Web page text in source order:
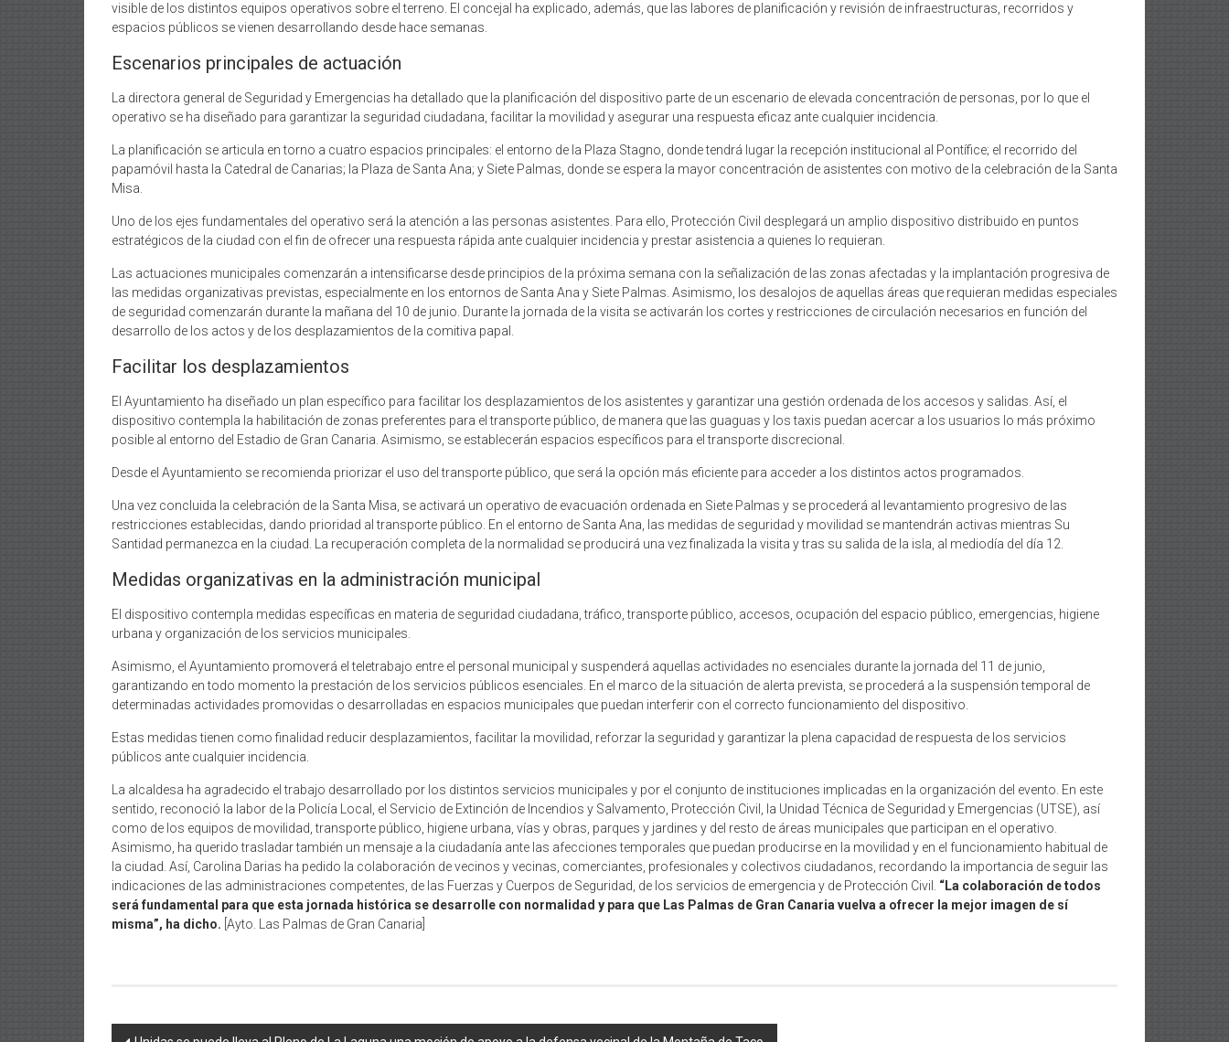
visible de los distintos equipos operativos sobre el terreno. El concejal ha explicado, además, que las labores de planificación y revisión de infraestructuras, recorridos y
espacios públicos se vienen desarrollando desde hace semanas.
Escenarios principales de actuación
La directora general de Seguridad y Emergencias ha detallado que la planificación del dispositivo parte de un escenario de elevada concentración de personas, por lo que el
operativo se ha diseñado para garantizar la seguridad ciudadana, facilitar la movilidad y asegurar una respuesta eficaz ante cualquier incidencia.
La planificación se articula en torno a cuatro espacios principales: el entorno de la Plaza Stagno, donde tendrá lugar la recepción institucional al Pontífice; el recorrido del
papamóvil hasta la Catedral de Canarias; la Plaza de Santa Ana; y Siete Palmas, donde se espera la mayor concentración de asistentes con motivo de la celebración de la Santa
Misa.
Uno de los ejes fundamentales del operativo será la atención a las personas asistentes. Para ello, Protección Civil desplegará un amplio dispositivo distribuido en puntos
estratégicos de la ciudad con el fin de ofrecer una respuesta rápida ante cualquier incidencia y prestar asistencia a quienes lo requieran.
Las actuaciones municipales comenzarán a intensificarse desde principios de la próxima semana con la señalización de las zonas afectadas y la implantación progresiva de
las medidas organizativas previstas, especialmente en los entornos de Santa Ana y Siete Palmas. Asimismo, los desalojos de aquellas áreas que requieran medidas especiales
de seguridad comenzarán durante la mañana del 10 de junio. Durante la jornada de la visita se activarán los cortes y restricciones de circulación necesarios en función del
desarrollo de los actos y de los desplazamientos de la comitiva papal.
Facilitar los desplazamientos
El Ayuntamiento ha diseñado un plan específico para facilitar los desplazamientos de los asistentes y garantizar una gestión ordenada de los accesos y salidas. Así, el
dispositivo contempla la habilitación de zonas preferentes para el transporte público, de manera que las guaguas y los taxis puedan acercar a los usuarios lo más próximo
posible al entorno del Estadio de Gran Canaria. Asimismo, se establecerán espacios específicos para el transporte discrecional.
Desde el Ayuntamiento se recomienda priorizar el uso del transporte público, que será la opción más eficiente para acceder a los distintos actos programados.
Una vez concluida la celebración de la Santa Misa, se activará un operativo de evacuación ordenada en Siete Palmas y se procederá al levantamiento progresivo de las
restricciones establecidas, dando prioridad al transporte público. En el entorno de Santa Ana, las medidas de seguridad y movilidad se mantendrán activas mientras Su
Santidad permanezca en la ciudad. La recuperación completa de la normalidad se producirá una vez finalizada la visita y tras su salida de la isla, al mediodía del día 12.
Medidas organizativas en la administración municipal
El dispositivo contempla medidas específicas en materia de seguridad ciudadana, tráfico, transporte público, accesos, ocupación del espacio público, emergencias, higiene
urbana y organización de los servicios municipales.
Asimismo, el Ayuntamiento promoverá el teletrabajo entre el personal municipal y suspenderá aquellas actividades no esenciales durante la jornada del 11 de junio,
garantizando en todo momento la prestación de los servicios públicos esenciales. En el marco de la situación de alerta prevista, se procederá a la suspensión temporal de
determinadas actividades promovidas o desarrolladas en espacios municipales que puedan interferir con el correcto funcionamiento del dispositivo.
Estas medidas tienen como finalidad reducir desplazamientos, facilitar la movilidad, reforzar la seguridad y garantizar la plena capacidad de respuesta de los servicios
públicos ante cualquier incidencia.
La alcaldesa ha agradecido el trabajo desarrollado por los distintos servicios municipales y por el conjunto de instituciones implicadas en la organización del evento. En este
sentido, reconoció la labor de la Policía Local, el Servicio de Extinción de Incendios y Salvamento, Protección Civil, la Unidad Técnica de Seguridad y Emergencias (UTSE), así
como de los equipos de movilidad, transporte público, higiene urbana, vías y obras, parques y jardines y del resto de áreas municipales que participan en el operativo.
Asimismo, ha querido trasladar también un mensaje a la ciudadanía ante las afecciones temporales que puedan producirse en la movilidad y en el funcionamiento habitual de
la ciudad. Así, Carolina Darias ha pedido la colaboración de vecinos y vecinas, comerciantes, profesionales y colectivos ciudadanos, recordando la importancia de seguir las
indicaciones de las administraciones competentes, de las Fuerzas y Cuerpos de Seguridad, de los servicios de emergencia y de Protección Civil. “La colaboración de todos
será fundamental para que esta jornada histórica se desarrolle con normalidad y para que Las Palmas de Gran Canaria vuelva a ofrecer la mejor imagen de sí
misma”, ha dicho. [Ayto. Las Palmas de Gran Canaria]